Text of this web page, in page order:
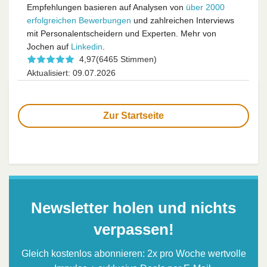
Empfehlungen basieren auf Analysen von über 2000
erfolgreichen Bewerbungen und zahlreichen Interviews
mit Personalentscheidern und Experten. Mehr von
Jochen auf Linkedin.
4,97(6465 Stimmen)
Aktualisiert: 09.07.2026
Zur Startseite
Newsletter holen und nichts
verpassen!
Gleich kostenlos abonnieren: 2x pro Woche wertvolle